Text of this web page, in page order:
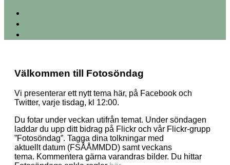
Välkommen till Fotosöndag
Vi presenterar ett nytt tema här, på Facebook och
Twitter, varje tisdag, kl 12:00.
Du fotar under veckan utifrån temat. Under söndagen
laddar du upp ditt bidrag på Flickr och vår Flickr-grupp
”Fotosöndag”. Tagga dina tolkningar med
aktuellt datum (FSÅÅMMDD) samt veckans
tema. Kommentera gärna varandras bilder. Du hittar